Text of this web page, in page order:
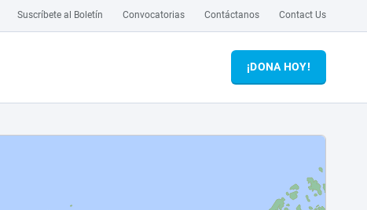
Suscríbete al Boletín Convocatorias Contáctanos Contact Us
¡DONA HOY!